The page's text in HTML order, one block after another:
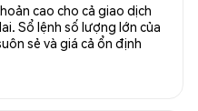
cao cho cả giao dịch
Sổ lệnh số lượng lớn của
sẻ và giá cả ổn định